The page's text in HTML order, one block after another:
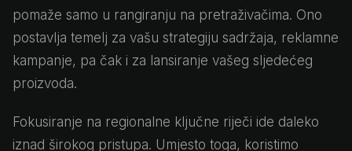
pomaže samo u rangiranju na pretraživačima. Ono
postavlja temelj za vašu strategiju sadržaja, reklamne
kampanje, pa čak i za lansiranje vašeg sljedećeg
proizvoda.
Fokusiranje na regionalne ključne riječi ide daleko
iznad širokog pristupa. Umjesto toga, koristimo